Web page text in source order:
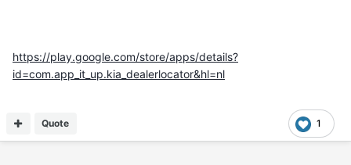
https://play.google.com/store/apps/details?
id=com.app_it_up.kia_dealerlocator&hl=nl
1
Quote